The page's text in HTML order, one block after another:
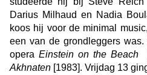
Darius Milhaud en Nadia
koos hij voor de minimal
een van de grondleggers
opera Einstein on the Beach
Akhnaten [1983]. Vrijdag 13